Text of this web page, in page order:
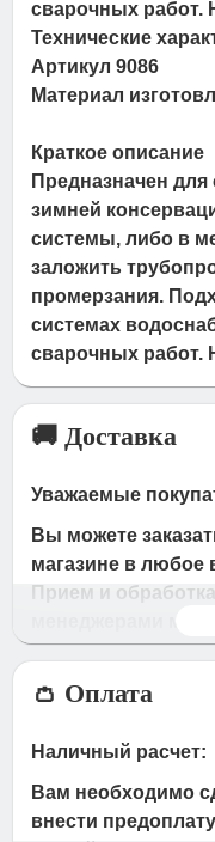
сварочных работ.
Технические
Артикул 9086
Материал
Краткое описание
Предназначен
зимней
системы, либо в
заложить
промерзания.
системах
сварочных работ.
🚚 Доставка
Уважаемые
Вы можете
магазине в любое
Прием и
Время работы
с 09:00 дo 19:00
часа с Вами
подтверждения и
👛 Оплата
Наличный расчет:
Вам необходимо
внести